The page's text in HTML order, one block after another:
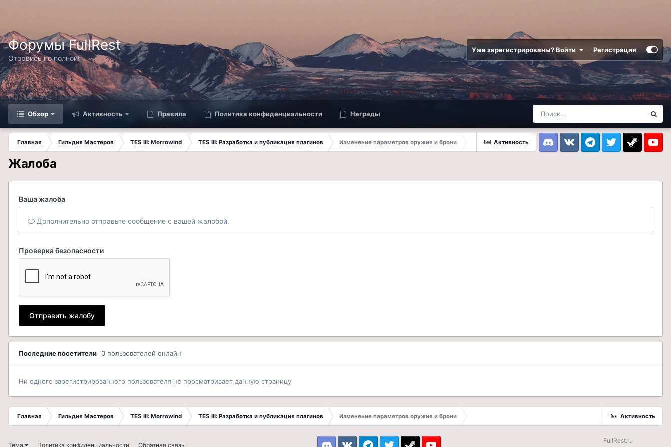
Форумы FullRest
Оторвись по полной!
Уже зарегистрированы? Войти Регистрация
Обзор Активность Правила Политика конфиденциальности Награды
Активность
Главная Гильдия Мастеров TES III: Morrowind TES III: Разработка и публикация плагинов
Изменение параметров оружия и брони
DiscordVK TelegramTwitter Steam
Жалоба
Ваша жалоба
Дополнительно отправьте сообщение с вашей жалобой.
Проверка безопасности
Отправить жалобу
Последние посетители 0 пользователей онлайн
Ни одного зарегистрированного пользователя не просматривает данную страницу
Активность
Главная Гильдия Мастеров TES III: Morrowind TES III: Разработка и публикация плагинов Изменение параметров оружия и брони
Тема Политика конфиденциальности Обратная связь
FullRest.ru